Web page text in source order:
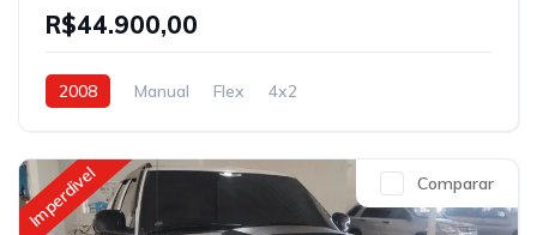
R$44.900,00
2008 Manual Flex 4x2
Imperdivel Comparar